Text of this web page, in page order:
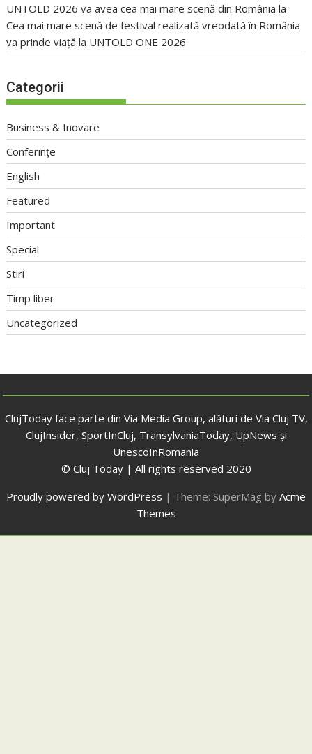
UNTOLD 2026 va avea cea mai mare scenă din România la
Cea mai mare scenă de festival realizată vreodată în România
va prinde viață la UNTOLD ONE 2026
Categorii
Business & Inovare
Conferințe
English
Featured
Important
Special
Stiri
Timp liber
Uncategorized
ClujToday face parte din Via Media Group, alături de Via Cluj TV,
ClujInsider, SportInCluj, TransylvaniaToday, UpNews și
UnescoInRomania
© Cluj Today | All rights reserved 2020
Proudly powered by WordPress | Theme: SuperMag by Acme
Themes